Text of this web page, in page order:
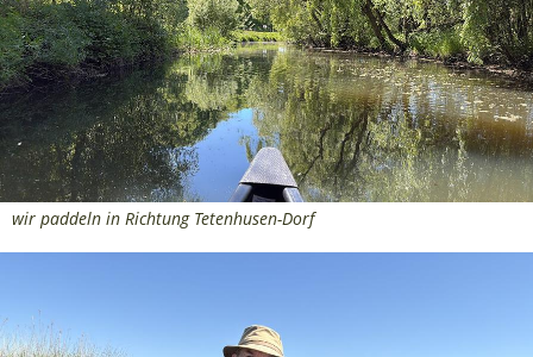
wir paddeln in Richtung Tetenhusen-Dorf